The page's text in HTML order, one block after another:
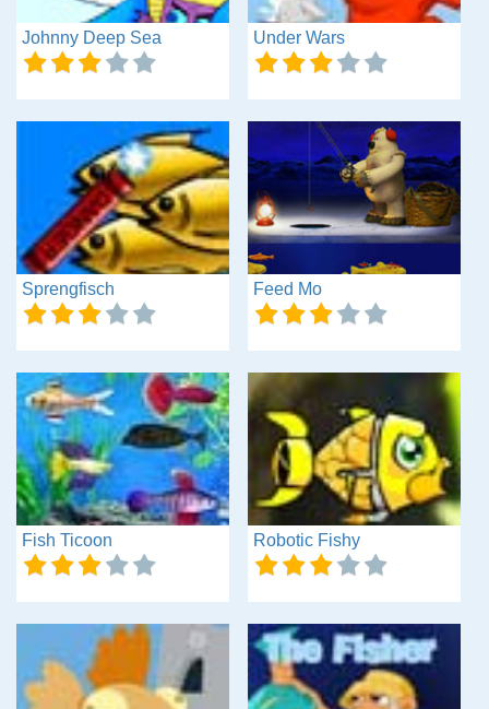
Johnny Deep Sea Under Wars
Sprengfisch Feed Mo
Fish Ticoon Robotic Fishy